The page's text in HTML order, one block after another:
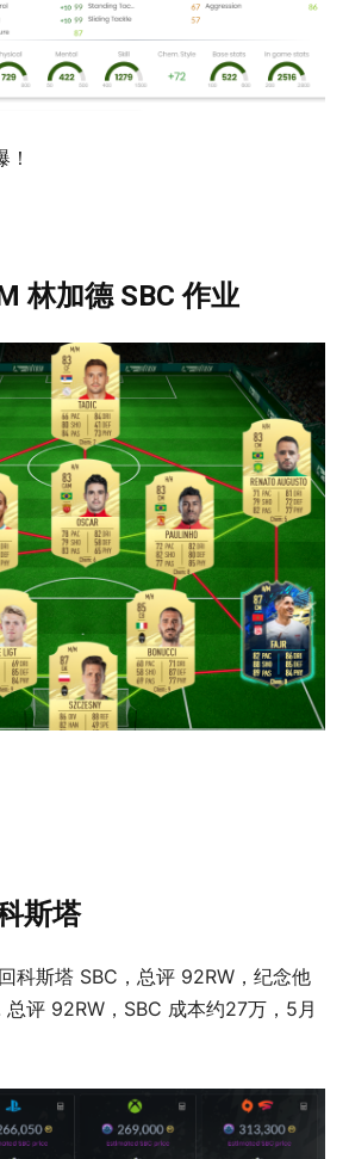
林加德 SBC 作业
斯塔
科斯塔 SBC，总评 92RW，纪念他
总评 92RW，SBC 成本约27万，5月